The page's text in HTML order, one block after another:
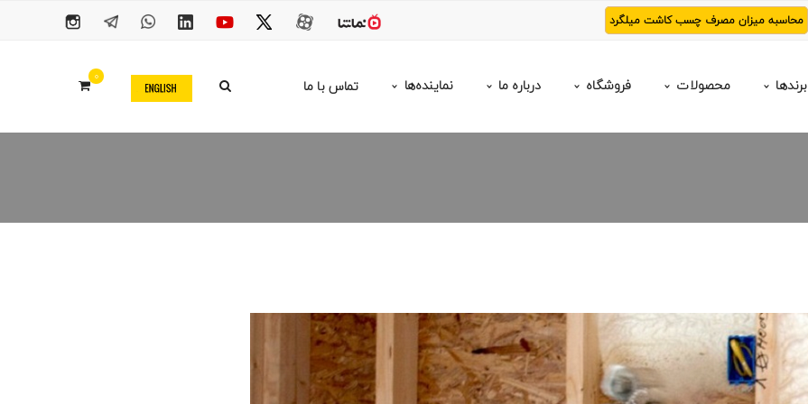
محاسبه میزان مصرف چسب کاشت میلگرد
برندها محصولات فروشگاه درباره ما نماینده‌ها تماس با ما 0